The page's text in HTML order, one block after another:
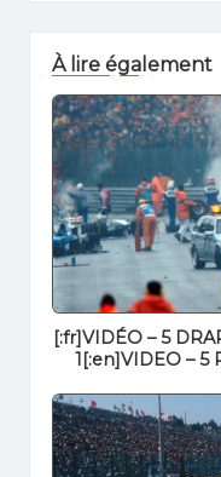
À lire également
in
[:fr]VIDÉO – 5
1[:en]VIDEO – 5